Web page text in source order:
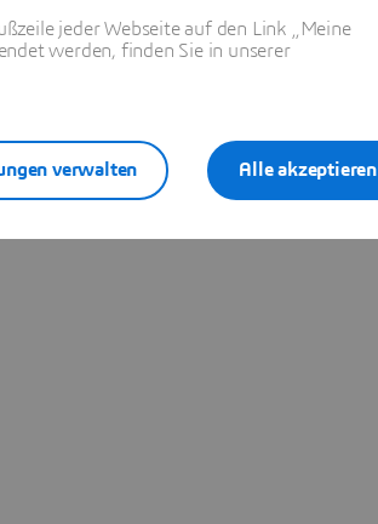
jeder Webseite auf den Link „Meine
werden, finden Sie in unserer
Alle akzeptieren
verwalten